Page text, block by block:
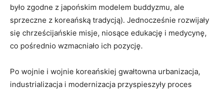
było zgodne z japońskim modelem buddyzmu, ale
sprzeczne z koreańską tradycją). Jednocześnie rozwijały
się chrześcijańskie misje, niosące edukację i medycynę,
co pośrednio wzmacniało ich pozycję.
Po wojnie i wojnie koreańskiej gwałtowna urbanizacja,
industrializacja i modernizacja przyspieszyły proces